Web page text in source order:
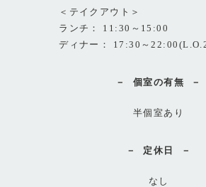
＜テイクアウト＞
ランチ： 11:30～15:00
ディナー： 17:30～
個室の有無
半個室あり
定休日
なし